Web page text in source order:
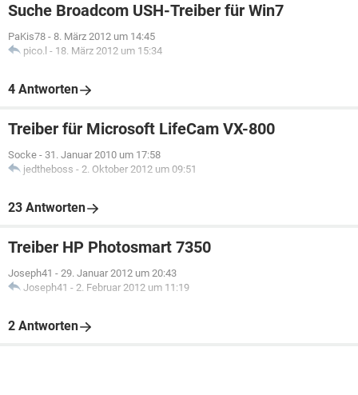
Suche Broadcom USH-Treiber für Win7
PaKis78 - 8. März 2012 um 14:45
pico.l - 18. März 2012 um 15:34
4 Antworten
Treiber für Microsoft LifeCam VX-800
Socke - 31. Januar 2010 um 17:58
jedtheboss - 2. Oktober 2012 um 09:51
23 Antworten
Treiber HP Photosmart 7350
Joseph41 - 29. Januar 2012 um 20:43
Joseph41 - 2. Februar 2012 um 11:19
2 Antworten